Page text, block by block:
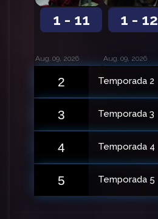
1 - 11
Aug. 09, 2026
1 - 12
Aug. 09, 2026
2 Temporada 2
3 Temporada 3
4 Temporada 4
5 Temporada 5